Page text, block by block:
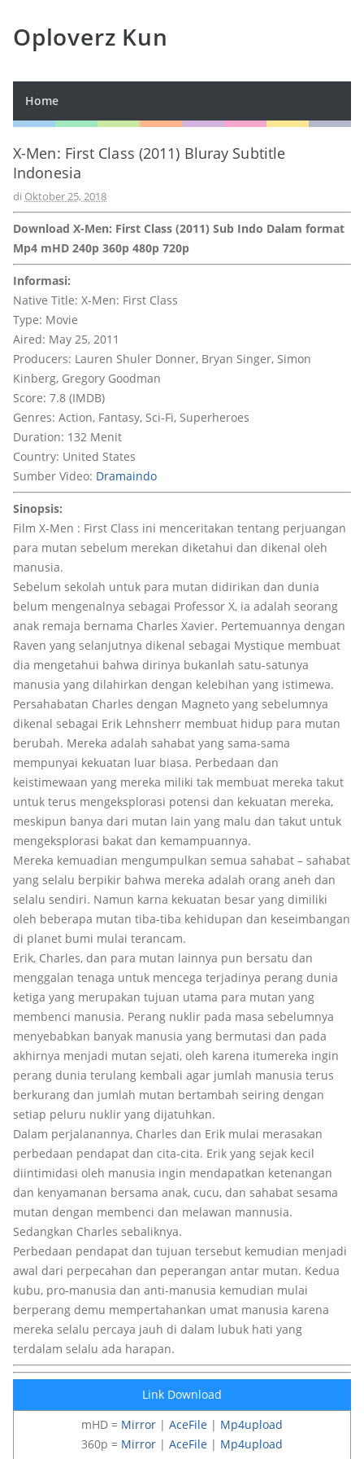
Oploverz Kun
Home
X-Men: First Class (2011) Bluray Subtitle
Indonesia
di Oktober 25, 2018
Download X-Men: First Class (2011) Sub Indo Dalam format
Mp4 mHD 240p 360p 480p 720p
Informasi:
Native Title: X-Men: First Class
Type: Movie
Aired: May 25, 2011
Producers: Lauren Shuler Donner, Bryan Singer, Simon
Kinberg, Gregory Goodman
Score: 7.8 (IMDB)
Genres: Action, Fantasy, Sci-Fi, Superheroes
Duration: 132 Menit
Country: United States
Sumber Video: Dramaindo
Sinopsis:
Film X-Men : First Class ini menceritakan tentang perjuangan
para mutan sebelum merekan diketahui dan dikenal oleh
manusia.
Sebelum sekolah untuk para mutan didirikan dan dunia
belum mengenalnya sebagai Professor X, ia adalah seorang
anak remaja bernama Charles Xavier. Pertemuannya dengan
Raven yang selanjutnya dikenal sebagai Mystique membuat
dia mengetahui bahwa dirinya bukanlah satu-satunya
manusia yang dilahirkan dengan kelebihan yang istimewa.
Persahabatan Charles dengan Magneto yang sebelumnya
dikenal sebagai Erik Lehnsherr membuat hidup para mutan
berubah. Mereka adalah sahabat yang sama-sama
mempunyai kekuatan luar biasa. Perbedaan dan
keistimewaan yang mereka miliki tak membuat mereka takut
untuk terus mengeksplorasi potensi dan kekuatan mereka,
meskipun banya dari mutan lain yang malu dan takut untuk
mengeksplorasi bakat dan kemampuannya.
Mereka kemuadian mengumpulkan semua sahabat – sahabat
yang selalu berpikir bahwa mereka adalah orang aneh dan
selalu sendiri. Namun karna kekuatan besar yang dimiliki
oleh beberapa mutan tiba-tiba kehidupan dan keseimbangan
di planet bumi mulai terancam.
Erik, Charles, dan para mutan lainnya pun bersatu dan
menggalan tenaga untuk mencega terjadinya perang dunia
ketiga yang merupakan tujuan utama para mutan yang
membenci manusia. Perang nuklir pada masa sebelumnya
menyebabkan banyak manusia yang bermutasi dan pada
akhirnya menjadi mutan sejati, oleh karena itumereka ingin
perang dunia terulang kembali agar jumlah manusia terus
berkurang dan jumlah mutan bertambah seiring dengan
setiap peluru nuklir yang dijatuhkan.
Dalam perjalanannya, Charles dan Erik mulai merasakan
perbedaan pendapat dan cita-cita. Erik yang sejak kecil
diintimidasi oleh manusia ingin mendapatkan ketenangan
dan kenyamanan bersama anak, cucu, dan sahabat sesama
mutan dengan membenci dan melawan mannusia.
Sedangkan Charles sebaliknya.
Perbedaan pendapat dan tujuan tersebut kemudian menjadi
awal dari perpecahan dan peperangan antar mutan. Kedua
kubu, pro-manusia dan anti-manusia kemudian mulai
berperang demu mempertahankan umat manusia karena
mereka selalu percaya jauh di dalam lubuk hati yang
terdalam selalu ada harapan.
Link Download
mHD = Mirror | AceFile | Mp4upload
360p = Mirror | AceFile | Mp4upload